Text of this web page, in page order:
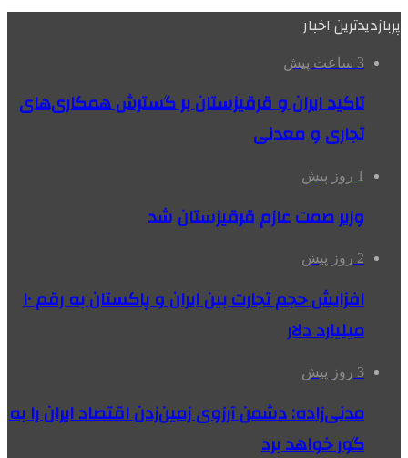
پربازدیدترین اخبار
3 ساعت پیش
تاکید ایران و قرقیزستان بر گسترش همکاری‌های
تجاری و معدنی
1 روز پیش
وزیر صمت عازم قرقیزستان شد
2 روز پیش
افزایش حجم تجارت بین ایران و پاکستان به رقم ۱۰
میلیارد دلار
3 روز پیش
مدنی‌زاده: دشمن آرزوی زمین‌زدن اقتصاد ایران را به
گور خواهد برد